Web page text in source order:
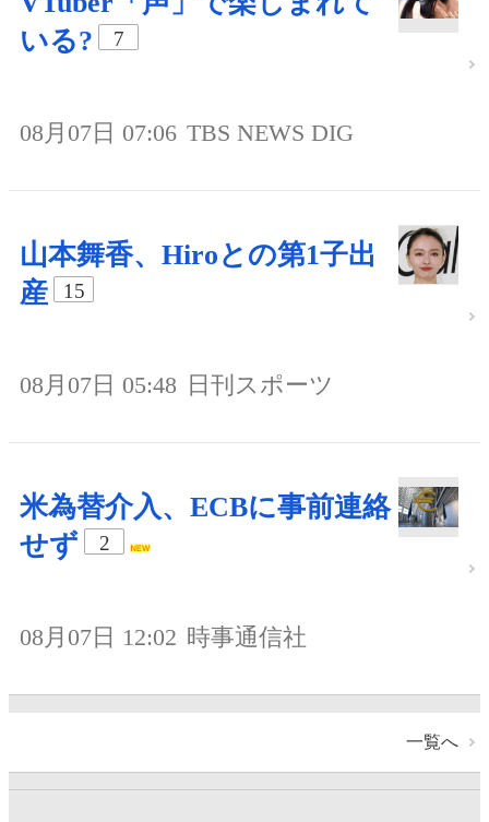
いる?
7
08月07日 07:06 TBS NEWS DIG
山本舞香、Hiroとの第1子出
産
15
08月07日 05:48 日刊スポーツ
米為替介入、ECBに事前連絡
せず
2
08月07日 12:02 時事通信社
一覧へ